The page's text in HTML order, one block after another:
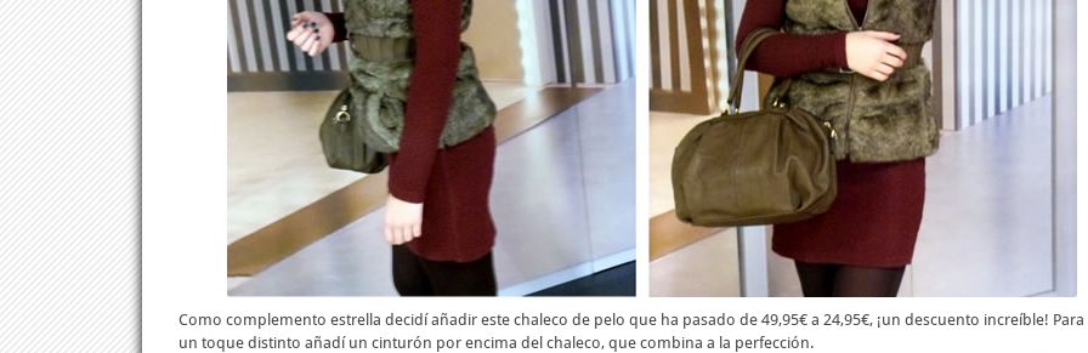
Como complemento estrella decidí añadir este chaleco de pelo que ha pasado de 49,95€ a 24,95€, ¡un descuento increíble!
un toque distinto añadí un cinturón por encima del chaleco, que combina a la perfección.